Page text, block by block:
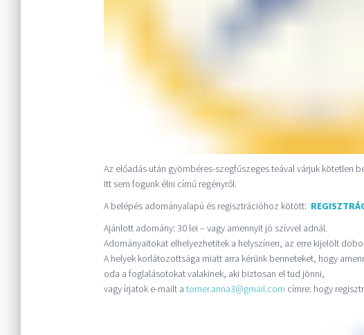
Az előadás után gyömbéres-szegfűszeges teával várjuk kötetlen
Itt sem fogunk élni című regényről.
A belépés adományalapú és regisztrációhoz kötött:
Ajánlott adomány: 30 lei – vagy amennyit jó szívvel adnál.
Adományaitokat elhelyezhetitek a helyszínen, az erre kijelölt
A helyek korlátozottsága miatt arra kérünk benneteket, hogy
oda a foglalásotokat valakinek, aki biztosan el tud jönni,
vagy írjatok e-mailt a torner.anna3@gmail.com címre: hogy